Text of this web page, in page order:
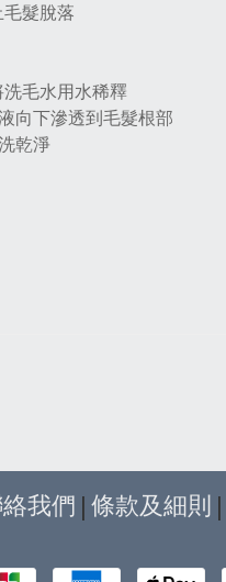
髮脫落
洗毛水用水稀釋
向下滲透到毛髮根部
乾淨
我們 | 條款及細則 |